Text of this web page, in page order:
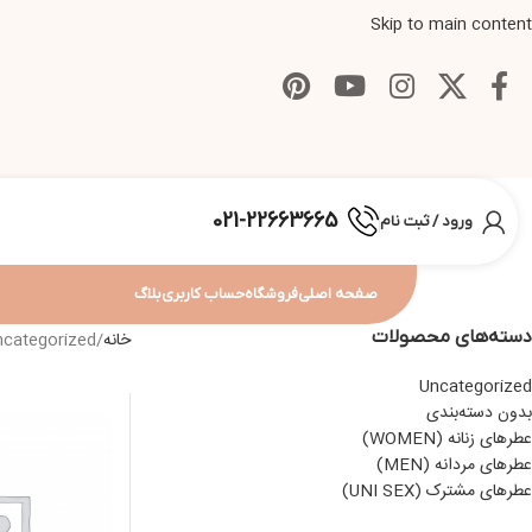
Skip to main content
ورود / ثبت نام 021-22663665
صفحه اصلیفروشگاهحساب کاربریبلاگ
دسته‌های محصولات
Uncategorized
بدون دسته‌بندی
عطرهای زنانه (WOMEN)
عطرهای مردانه (MEN)
عطرهای مشترک (UNI SEX)
خانه